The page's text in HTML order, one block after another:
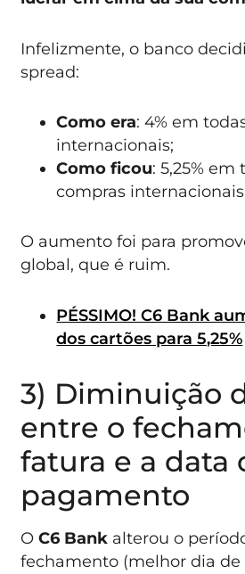
Infelizmente, o banco
spread:
Como era: 4% em
internacionais;
Como ficou: 5,25% em
compras
O aumento foi para
global, que é ruim.
PÉSSIMO! C6 Bank
dos cartões para 5,25%
3) Diminuição
entre o
fatura e a data
pagamento
OC6 Bank alterou o
fechamento (melhor dia de